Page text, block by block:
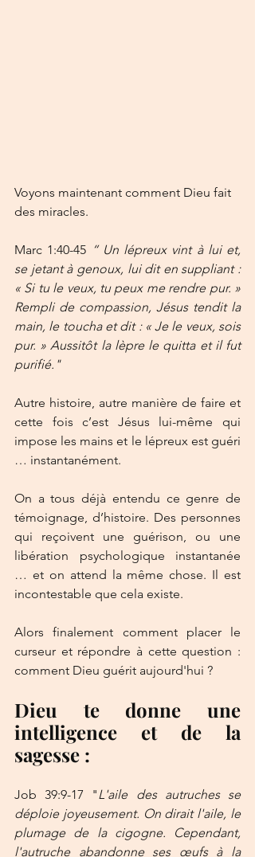
Voyons maintenant comment Dieu fait
des miracles.
Marc 1:40-45 “ Un lépreux vint à lui et,
se jetant à genoux, lui dit en suppliant :
« Si tu le veux, tu peux me rendre pur. »
Rempli de compassion, Jésus tendit la
main, le toucha et dit : « Je le veux, sois
pur. » Aussitôt la lèpre le quitta et il fut
purifié."
Autre histoire, autre manière de faire et
cette fois c’est Jésus lui-même qui
impose les mains et le lépreux est guéri
… instantanément.
On a tous déjà entendu ce genre de
témoignage, d’histoire. Des personnes
qui reçoivent une guérison, ou une
libération psychologique instantanée
… et on attend la même chose. Il est
incontestable que cela existe.
Alors finalement comment placer le
curseur et répondre à cette question :
comment Dieu guérit aujourd'hui ?
Dieu te donne une
intelligence et de la
sagesse :
Job 39:9-17 "L'aile des autruches se
déploie joyeusement. On dirait l'aile, le
plumage de la cigogne. Cependant,
l'autruche abandonne ses œufs à la